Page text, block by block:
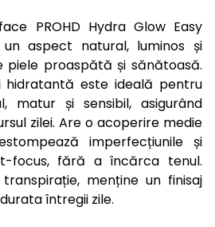
PROHD Hydra Glow Easy
aspect natural, luminos și
piele proaspătă și sănătoasă.
hidratantă este ideală pentru
matur și sensibil, asigurând
zilei. Are o acoperire medie
imperfecțiunile și
focus, fără a încărca tenul.
menține un finisaj
întregii zile.